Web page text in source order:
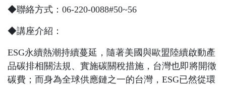
◆聯絡方式： 06-220-0088#50~56
◆講座介紹：
ESG永續熱潮持續蔓延，隨著美國與歐盟陸續啟動產
品碳排相關法規、實施碳關稅措施，台灣也即將開徵
碳費；而身為全球供應鏈之一的台灣，ESG已然從環